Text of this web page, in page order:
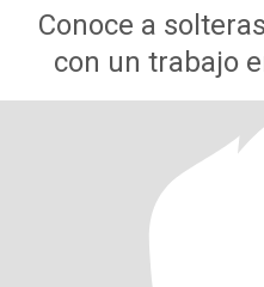
Conoce a
con un trabajo